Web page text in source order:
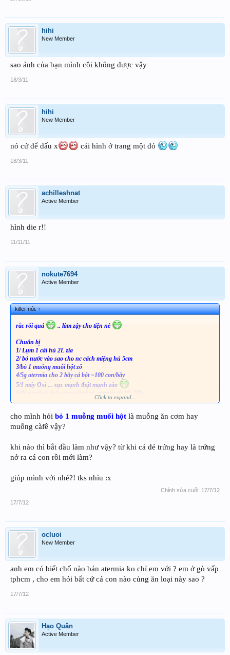
hihi
New Member
sao ảnh của bạn mình côi không được vậy
18/3/11
hihi
New Member
nó cứ để dấu x cái hình ở trang một đó
18/3/11
achilleshnat
Active Member
hình die r!!
11/11/11
nokute7694
Active Member
killer nói:↑
rắc rối quá .. làm zậy cho tiện nè
Chuẩn bị
1/ Lụm 1 cái hủ 2L zìa
2/ bỏ nước vào sao cho nc cách miệng hủ 5cm
3/bỏ 1 muỗng muối hột zô
4/5g atermia cho 2 bầy cá bột ~100 con/bầy
5/1 máy Oxi ... xục mạnh thật mạnh zào
6/để ở nơi có ánh sáng tốt sẽ có atermia từ 18~24h
7/1 cây vợt chuyên dùng hớt bobo
Hành quyết
1/rút ống oxi ra đợi 5 phút
3/có 2 cách
-cách sạch:
+dùng muõng hớt những xác trứng ra
+ cho cá xơi đc rùi đấy
+như trên
ai chơi đc thì chơi nhá
những người bận bịu (hay làm biếng như tui )
Click to expand...
cho mình hỏi bỏ 1 muỗng muối hột là muỗng ăn cơm hay
muỗng càfê vậy?
khi nào thì bắt đầu làm như vậy? từ khi cá đẻ trứng hay là trứng
nở ra cá con rồi mới làm?
giúp mình với nhé?! tks nhìu :x
Chỉnh sửa cuối: 17/7/12
17/7/12
ocluoi
New Member
anh em có biết chổ nào bán atermia ko chỉ em với ? em ở gò vấp
tphcm , cho em hỏi bất cứ cá con nào củng ăn loại này sao ?
17/7/12
Hạo Quân
Active Member